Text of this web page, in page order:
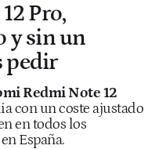
Pro,
y sin un
pedir
Redmi Note 12
con un coste ajustado
en todos los
España.